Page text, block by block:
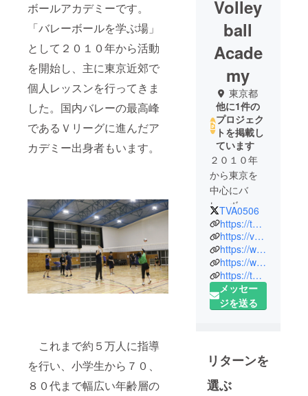
ボールアカデミーです。
「バレーボールを学ぶ場」
として２０１０年から活動
を開始し、主に東京近郊で
個人レッスンを行ってきま
した。国内バレーの最高峰
であるＶリーグに進んだア
カデミー出身者もいます。
これまで約５万人に指導
を行い、小学生から７０、
８０代まで幅広い年齢層の
Volley
ball
Acade
my
東京都
他に1件の
プロジェク
トを掲載し
ています
２０１０年
から東京を
中心にバ
レーボール
の個人指導
を行ってき
ました。老
若男女を問
わず、これ
までに約５
万人の指導
リーガーや
全国大会経
験者など、
TVA0506
https://tokyova.com/
https://volleyball-ch.tv/index.php
https://www.facebook.com/tokyova/
https://www.instagram.com/lssa_tokyova/
https://twitter.com/TVA0506
メッセー
ジを送る
リターンを
選ぶ